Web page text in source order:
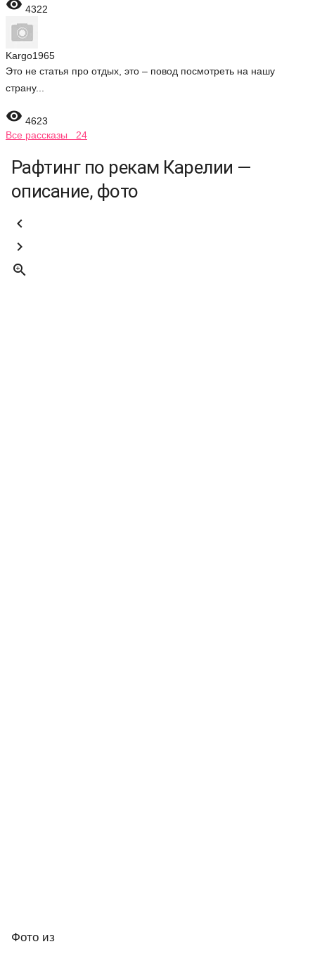
 4322
Kargo1965
Это не статья про отдых, это – повод посмотреть на нашу
страну...
 4623
Все рассказы 24
Рафтинг по рекам Карелии —
описание, фото



Фото из